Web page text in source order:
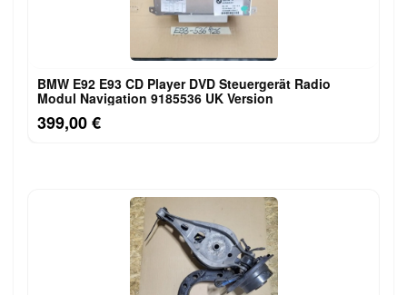
BMW E92 E93 CD Player DVD Steuergerät Radio
Modul Navigation 9185536 UK Version
399,00 €